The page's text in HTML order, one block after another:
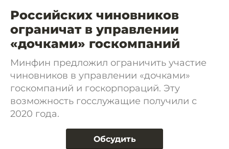
Российских чиновников
ограничат в управлении
«дочками» госкомпаний
Минфин предложил ограничить участие
чиновников в управлении «дочками»
госкомпаний и госкорпораций. Эту
возможность госслужащие получили с
2020 года.
Обсудить